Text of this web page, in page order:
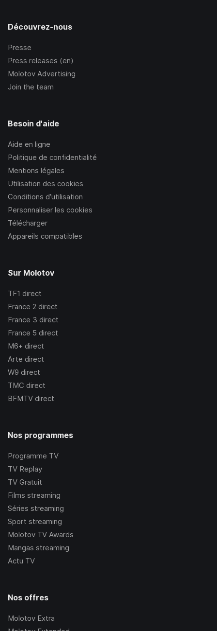
Découvrez-nous
Presse
Press releases (en)
Molotov Advertising
Join the team
Besoin d'aide
Aide en ligne
Politique de confidentialité
Mentions légales
Utilisation des cookies
Conditions d’utilisation
Personnaliser les cookies
Télécharger
Appareils compatibles
Sur Molotov
TF1 direct
France 2 direct
France 3 direct
France 5 direct
M6+ direct
Arte direct
W9 direct
TMC direct
BFMTV direct
Nos programmes
Programme TV
TV Replay
TV Gratuit
Films streaming
Séries streaming
Sport streaming
Molotov TV Awards
Mangas streaming
Actu TV
Nos offres
Molotov Extra